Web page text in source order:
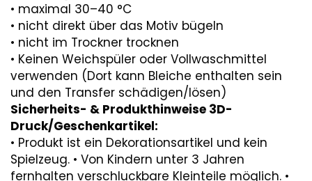
• maximal 30–40 °C
• nicht direkt über das Motiv bügeln
• nicht im Trockner trocknen
• Keinen Weichspüler oder Vollwaschmittel
verwenden (Dort kann Bleiche enthalten sein
und den Transfer schädigen/lösen)
Sicherheits- & Produkthinweise 3D-
Druck/Geschenkartikel:
• Produkt ist ein Dekorationsartikel und kein
Spielzeug. • Von Kindern unter 3 Jahren
fernhalten verschluckbare Kleinteile möglich. •